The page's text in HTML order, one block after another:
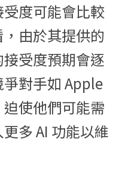
度可能會比較
由於其提供的
受度預期會逐
對手如 Apple
使他們可能需
多 AI 功能以維